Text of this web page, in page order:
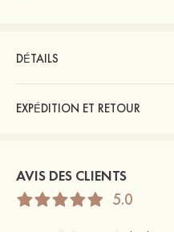
DÉTAILS
EXPÉDITION ET RETOUR
AVIS DES CLIENTS
5.0